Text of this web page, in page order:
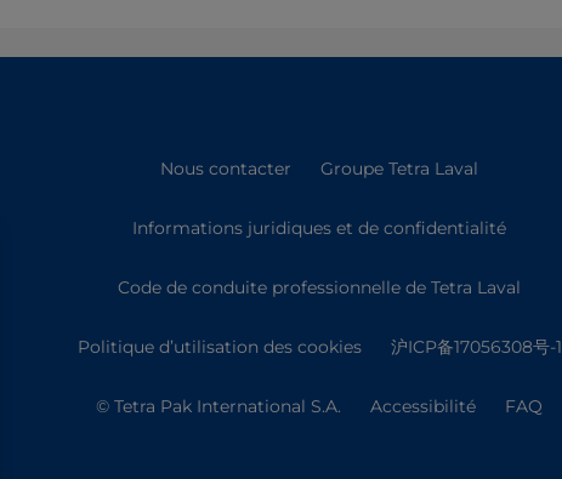
Nous contacter Groupe Tetra Laval
Informations juridiques et de confidentialité
Code de conduite professionnelle de Tetra Laval
Politique d’utilisation des cookies 沪ICP备17056308号-1
© Tetra Pak International S.A. Accessibilité FAQ